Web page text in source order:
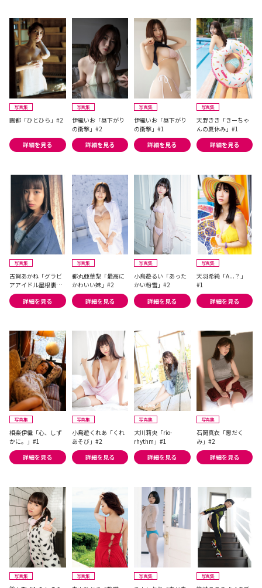
写真集
園都「ひとひら」#2
詳細を見る
写真集
伊織いお「昼下がり
の衝撃」#2
詳細を見る
写真集
伊織いお「昼下がり
の衝撃」#1
詳細を見る
写真集
天野きき「きーちゃ
んの夏休み」#1
詳細を見る
写真集
古賀あかね「グラビ
アアイドル屋根裏写
真館」#1
詳細を見る
写真集
都丸亜華梨「最高に
かわいい妹」#2
詳細を見る
写真集
小鳥遊るい「あった
かい粉雪」#2
詳細を見る
写真集
天羽希純「A...？」
#1
詳細を見る
写真集
相楽伊織「心、しず
かに。」#1
詳細を見る
写真集
小鳥遊くれあ「くれ
あそび」#2
詳細を見る
写真集
大川莉央「rio-
rhythm」#1
詳細を見る
写真集
石岡真衣「悪だく
み」#2
詳細を見る
写真集 写真集 写真集 写真集